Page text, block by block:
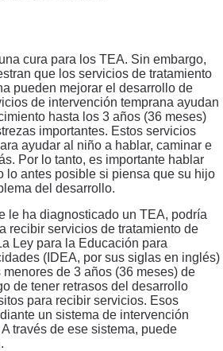
cura para los TEA. Sin embargo,
que los servicios de tratamiento
pueden mejorar el desarrollo de
de intervención temprana ayudan
hasta los 3 años (36 meses)
importantes. Estos servicios
ayudar al niño a hablar, caminar e
Por lo tanto, es importante hablar
lo antes posible si piensa que su hijo
del desarrollo.
le ha diagnosticado un TEA, podría
recibir servicios de tratamiento de
Ley para la Educación para
(IDEA, por sus siglas en inglés)
de 3 años (36 meses) de
de tener retrasos del desarrollo
para recibir servicios. Esos
un sistema de intervención
través de ese sistema, puede